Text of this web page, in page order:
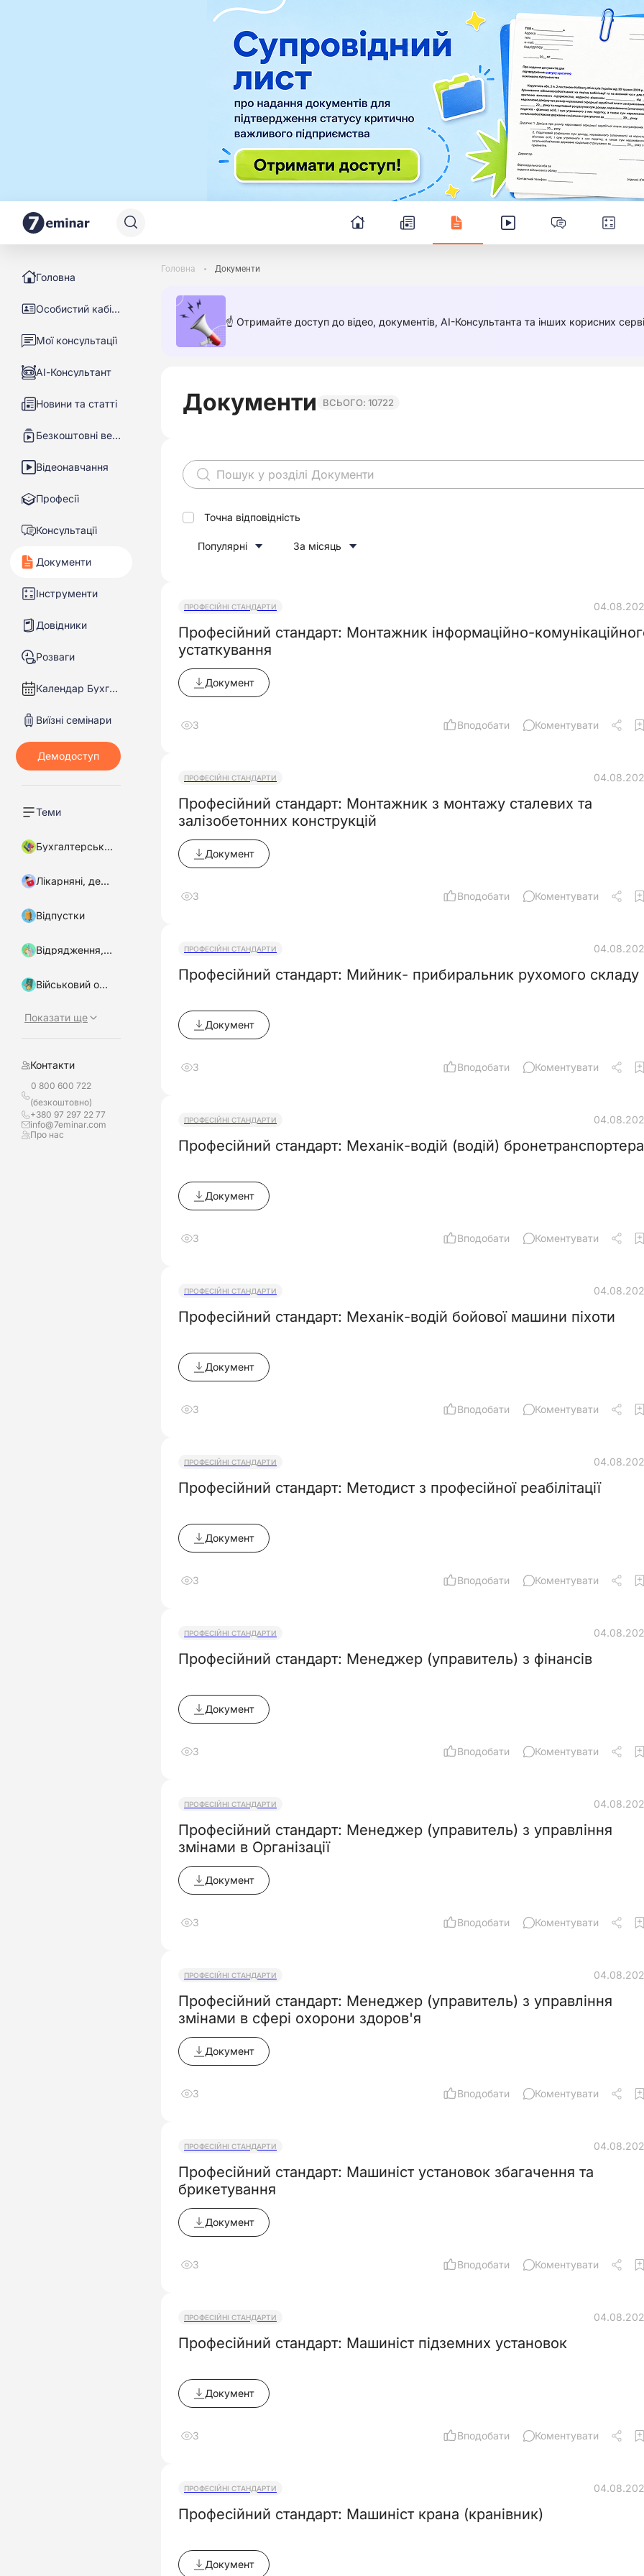
Головна
Особистий кабінет
Мої консультації
АІ-Консультант
Новини та статті
Безкоштовні вебінари
Відеонавчання
Професії
Консультації
Документи
Інструменти
Довідники
Розваги
Календар Бухгалтера
Виїзні семінари
Теми
Бухгалтерський облік
Лікарняні, декретні
Відпустки
Відрядження, підзвітні кошти
Військовий облік, бронювання
Показати ще
Контакти
0 800 600 722
(безкоштовно)
+380 97 297 22 77
info@7eminar.com
Про нас
Головна Документи
☝️ Отримайте доступ до відео, документів, AI-Консультанта та інших корисних
Документи ВСЬОГО: 10722
Точна відповідність
Популярні За місяць
ПРОФЕСІЙНІ СТАНДАРТИ
Професійний стандарт: Монтажник інформаційно-
устаткування
Документ
3 Вподобати Коментувати
ПРОФЕСІЙНІ СТАНДАРТИ
Професійний стандарт: Монтажник з монтажу сталевих та
залізобетонних конструкцій
Документ
3 Вподобати Коментувати
ПРОФЕСІЙНІ СТАНДАРТИ
Професійний стандарт: Мийник- прибиральник рухомого складу
Документ
3 Вподобати Коментувати
ПРОФЕСІЙНІ СТАНДАРТИ
Професійний стандарт: Механік-водій (водій) бронетранспортера
Документ
3 Вподобати Коментувати
ПРОФЕСІЙНІ СТАНДАРТИ
Професійний стандарт: Механік-водій бойової машини піхоти
Документ
3 Вподобати Коментувати
ПРОФЕСІЙНІ СТАНДАРТИ
Професійний стандарт: Методист з професійної реабілітації
Документ
3 Вподобати Коментувати
ПРОФЕСІЙНІ СТАНДАРТИ
Професійний стандарт: Менеджер (управитель) з фiнансiв
Документ
3 Вподобати Коментувати
ПРОФЕСІЙНІ СТАНДАРТИ
Професійний стандарт: Менеджер (управитель) з управління
змінами в Організації
Документ
3 Вподобати Коментувати
ПРОФЕСІЙНІ СТАНДАРТИ
Професійний стандарт: Менеджер (управитель) з управління
змінами в cфері охорони здоров'я
Документ
3 Вподобати Коментувати
ПРОФЕСІЙНІ СТАНДАРТИ
Професійний стандарт: Машиніст установок збагачення та
брикетування
Документ
3 Вподобати Коментувати
ПРОФЕСІЙНІ СТАНДАРТИ
Професійний стандарт: Машиніст підземних установок
Документ
3 Вподобати Коментувати
ПРОФЕСІЙНІ СТАНДАРТИ
Професійний стандарт: Машиніст крана (кранівник)
Документ